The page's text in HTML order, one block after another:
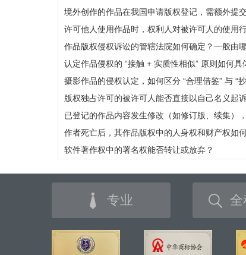
境外创作的作品在我国申请版权登记，需额外提
许可他人使用作品时，权利人对被许可人的使用
作品版权侵权诉讼的管辖法院如何确定？一般由
认定作品侵权的 “接触 + 实质性相似” 原则如何
摄影作品的侵权认定，如何区分 “合理借鉴” 与 “
版权独占许可的被许可人能否直接以自己名义起
已登记的作品内容发生修改（如修订版、续集）
作者死亡后，其作品版权中的人身权和财产权如
软件著作权中的署名权能否转让或放弃？
专业